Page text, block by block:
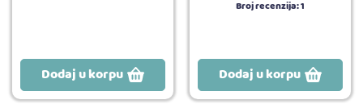
Dodaj u korpu
Broj recenzija:1
Dodaj u korpu